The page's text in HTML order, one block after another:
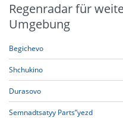
Regenradar für
Umgebung
Begichevo
Shchukino
Durasovo
Semnadtsatyy Parts”yezd